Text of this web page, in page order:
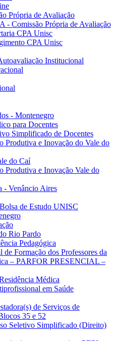
Própria de Avaliação
- Comissão Própria de Avaliação
CPA Unisc
CPA Unisc
Institucional
- Montenegro
para Docentes
Simplificado de Docentes
Produtiva e Inovação do Vale do
do Caí
Produtiva e Inovação Vale do
- Venâncio Aires
de Estudo UNISC
Rio Pardo
Pedagógica
de Formação dos Professores da
– PARFOR PRESENCIAL –
Médica
em Saúde
de Serviços de
35 e 52
Seletivo Simplificado (Direito)